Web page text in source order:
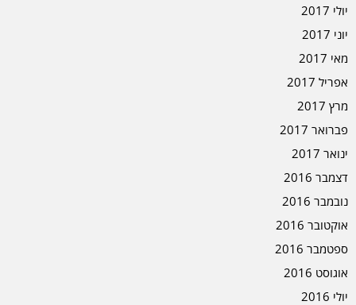
יולי 2017
יוני 2017
מאי 2017
אפריל 2017
מרץ 2017
פברואר 2017
ינואר 2017
דצמבר 2016
נובמבר 2016
אוקטובר 2016
ספטמבר 2016
אוגוסט 2016
יולי 2016